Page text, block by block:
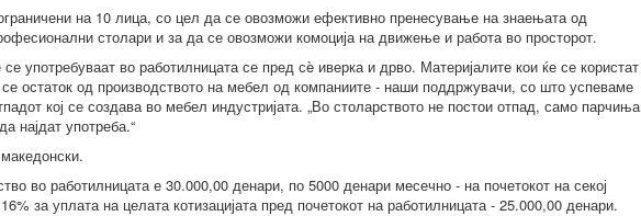
на 10 лица, со цел да се овозможи ефективно пренесување на знаењата од
столари и за да се овозможи комоција на движење и работа во просторот.
се употребуваат во работилницата се пред сè иверка и дрво. Материјалите кои ќе се користат
се остаток од производството на мебел од компаниите - наши поддржувачи, со што успеваме
кој се создава во мебел индустријата. „Во столарството не постои отпад, само парчиња
најдат употреба.“
во работилницата е 30.000,00 денари, по 5000 денари месечно - на почетокот на секој
за уплата на целата котизацијата пред почетокот на работилницата - 25.000,00 денари.